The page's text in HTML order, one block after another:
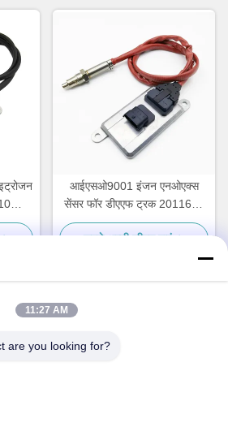
सेंसर
आईएसओ9001 इंजन एनओएक्स
सेंसर फॉर डीएएफ ट्रक 2011649
1793379 5WK96628B
1697586
सबसे अच्छी कीमत पाएं
11:27 AM
are you looking for?